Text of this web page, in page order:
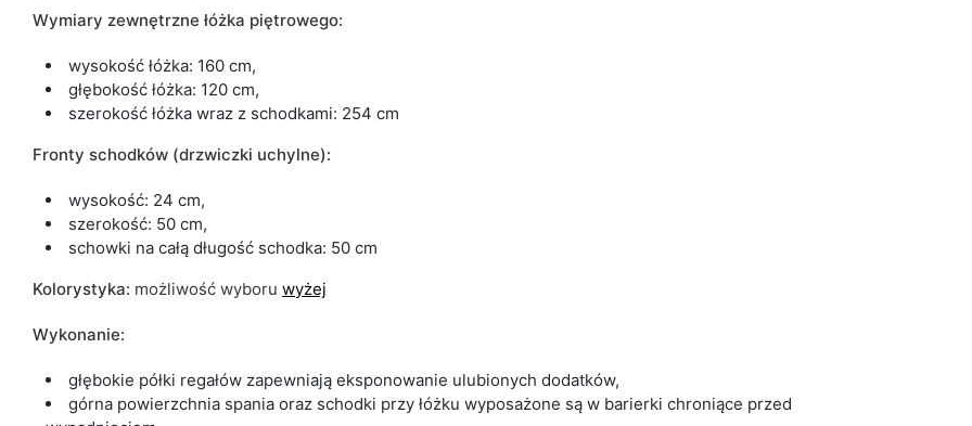
Wymiary zewnętrzne łóżka piętrowego:
wysokość łóżka: 160 cm,
głębokość łóżka: 120 cm,
szerokość łóżka wraz z schodkami: 254 cm
Fronty schodków (drzwiczki uchylne):
wysokość: 24 cm,
szerokość: 50 cm,
schowki na całą długość schodka: 50 cm
Kolorystyka: możliwość wyboru wyżej
Wykonanie:
głębokie półki regałów zapewniają eksponowanie ulubionych dodatków,
górna powierzchnia spania oraz schodki przy łóżku wyposażone są w barierki chroniące przed